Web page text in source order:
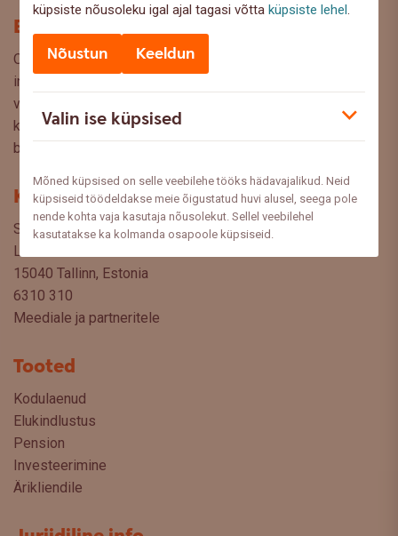
küpsiste nõusoleku igal ajal tagasi võttaküpsiste lehel
Nõustun Keeldun
Valin ise küpsised
Mõned küpsised on selle veebilehe tööks hädavajalikud. Neid
küpsiseid töödeldakse meie õigustatud huvi alusel, seega pole
nende kohta vaja kasutaja nõusolekut. Sellel veebilehel
kasutatakse ka kolmanda osapoole küpsiseid.
Blogi
Oled Swedbanki blogi lehel, kus pakume lugejaile huvitavat
infot ja kasulikke nõuandeid, et saaksite teha kaalutud
valikuid oma rahaasjade korraldamisel. Ootame väga teie
küsimusi, ettepanekuid ja arvamusi, millistel teemadel siit
blogist lugeda sooviksite: meedia@swedbank.ee.
Kontakt
Swedbank AS
Liivalaia 34
15040 Tallinn, Estonia
6310 310
Meediale ja partneritele
Tooted
Kodulaenud
Elukindlustus
Pension
Investeerimine
Ärikliendile